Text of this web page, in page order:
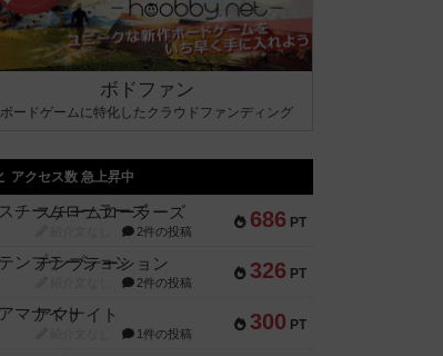
ボドファン
ボードゲームに特化したクラウドファンディング
アクセス数 急上昇中
686 PT
スチームローラーズ
2件の投稿
326 PT
テンプテーション
2件の投稿
300 PT
アマナイト
1件の投稿